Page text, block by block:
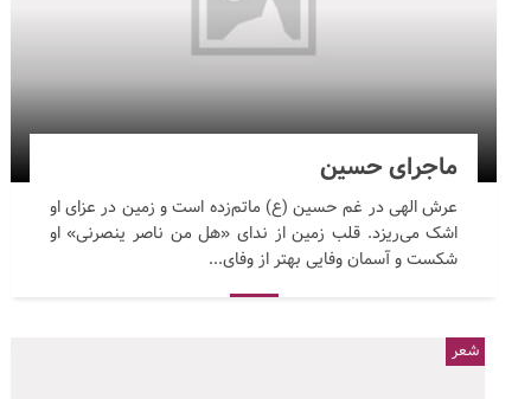
ماجرای حسین
عرش الهی در غم حسین (ع) ماتم‌زده است و زمین در عزای او
اشک می‌ریزد. قلب زمین از ندای «هل من ناصر ینصرنی» او
شکست و آسمان وفایی بهتر از وفای...
شعر